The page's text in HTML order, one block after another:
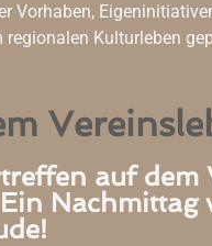
Vorhaben,
regionalen Kulturleben
auf dem
Nachmittag